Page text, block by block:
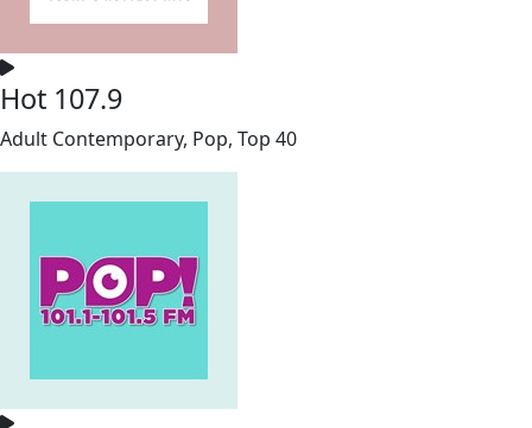
Hot 107.9
Adult Contemporary, Pop, Top 40